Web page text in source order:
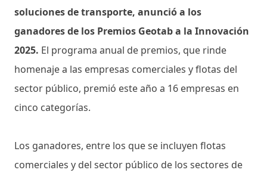
soluciones de transporte, anunció a los
ganadores de los Premios Geotab a la Innovación
2025. El programa anual de premios, que rinde
homenaje a las empresas comerciales y flotas del
sector público, premió este año a 16 empresas en
cinco categorías.
Los ganadores, entre los que se incluyen flotas
comerciales y del sector público de los sectores de